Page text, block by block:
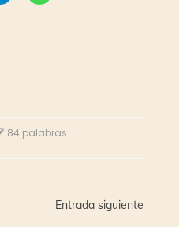
84 palabras
Entrada siguiente